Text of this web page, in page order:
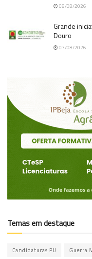
08/08/2026
Grande
Douro
07/08/2026
Temas em destaque
Candidaturas PU Guerra